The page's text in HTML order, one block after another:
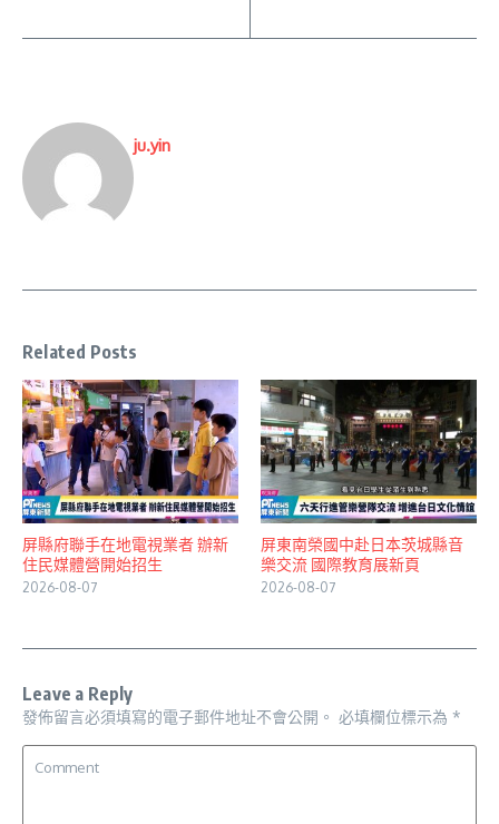
ju.yin
Related Posts
屏縣府聯手在地電視業者 辦新
住民媒體營開始招生
2026-08-07
屏東南榮國中赴日本茨城縣音
樂交流 國際教育展新頁
2026-08-07
Leave a Reply
發佈留言必須填寫的電子郵件地址不會公開。 必填欄位標示為 *